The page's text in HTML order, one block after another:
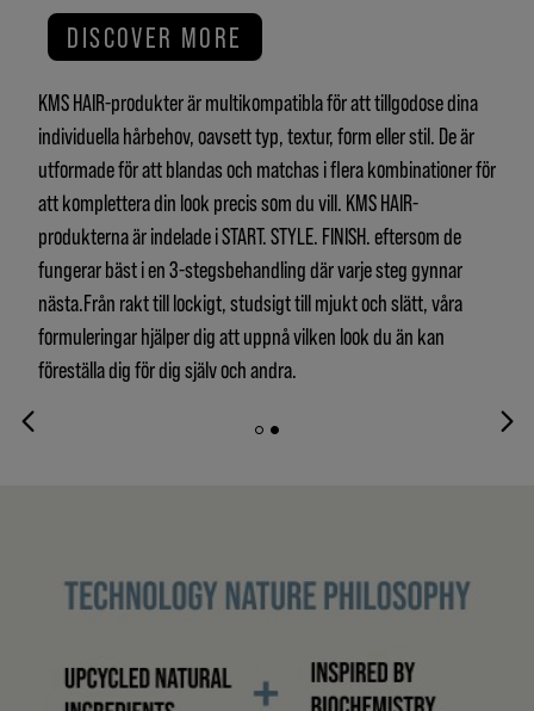
DISCOVER MORE
KMS HAIR-produkter är multikompatibla för att tillgodose dina
individuella hårbehov, oavsett typ, textur, form eller stil. De är
utformade för att blandas och matchas i flera kombinationer för
att komplettera din look precis som du vill. KMS HAIR-
produkterna är indelade i START. STYLE. FINISH. eftersom de
fungerar bäst i en 3-stegsbehandling där varje steg gynnar
nästa.Från rakt till lockigt, studsigt till mjukt och slätt, våra
formuleringar hjälper dig att uppnå vilken look du än kan
föreställa dig för dig själv och andra.